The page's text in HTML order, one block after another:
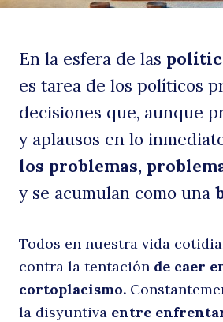
En la esfera de las
es tarea de los políticos
decisiones que, aunque
y aplausos en lo
los problemas,
y se acumulan como una
Todos en nuestra vida
contra la tentación de caer
cortoplacismo.
la disyuntiva entre